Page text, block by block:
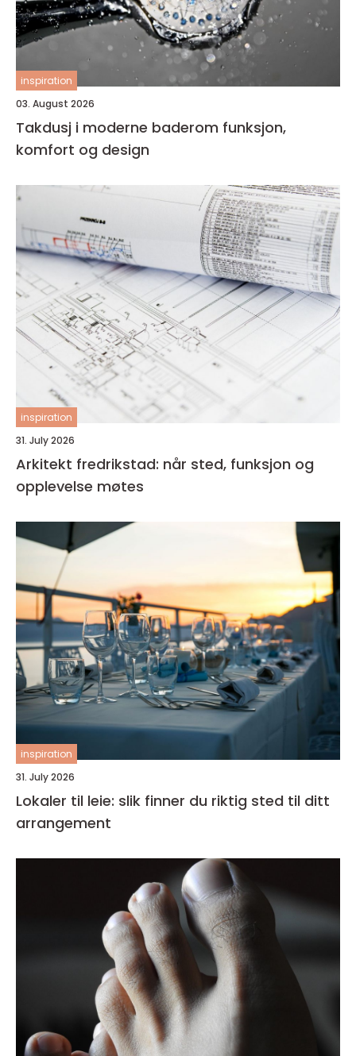
inspiration
03. August 2026
Takdusj i moderne baderom funksjon,
komfort og design
inspiration
31. July 2026
Arkitekt fredrikstad: når sted, funksjon og
opplevelse møtes
inspiration
31. July 2026
Lokaler til leie: slik finner du riktig sted til ditt
arrangement